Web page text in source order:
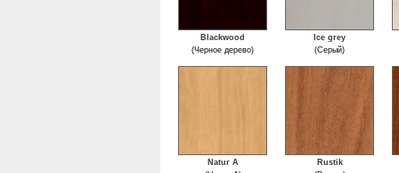
Blackwood
(Черное дерево)
Ice grey
(Серый)
Natur A
Rustik